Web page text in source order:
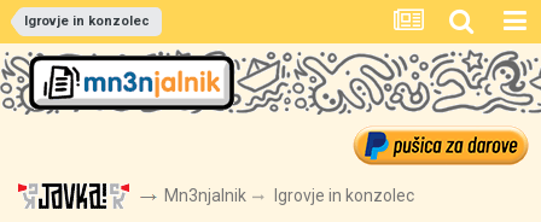
Igrovje in konzolec
Mn3njalnik Igrovje in konzolec